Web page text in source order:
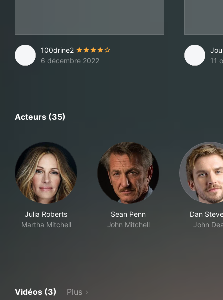
100drine2
6 décembre 2022
11
Acteurs (35)
Julia Roberts
Martha Mitchell
Sean Penn
John Mitchell
Dan
John
Vidéos (3) Plus